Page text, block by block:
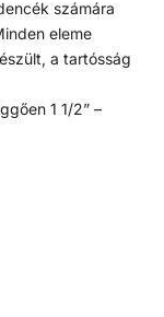
számára
eleme
a tartósság
1 1/2” –